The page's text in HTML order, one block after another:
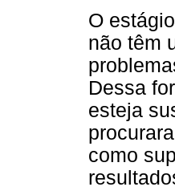
O
não têm
Dessa
esteja
como